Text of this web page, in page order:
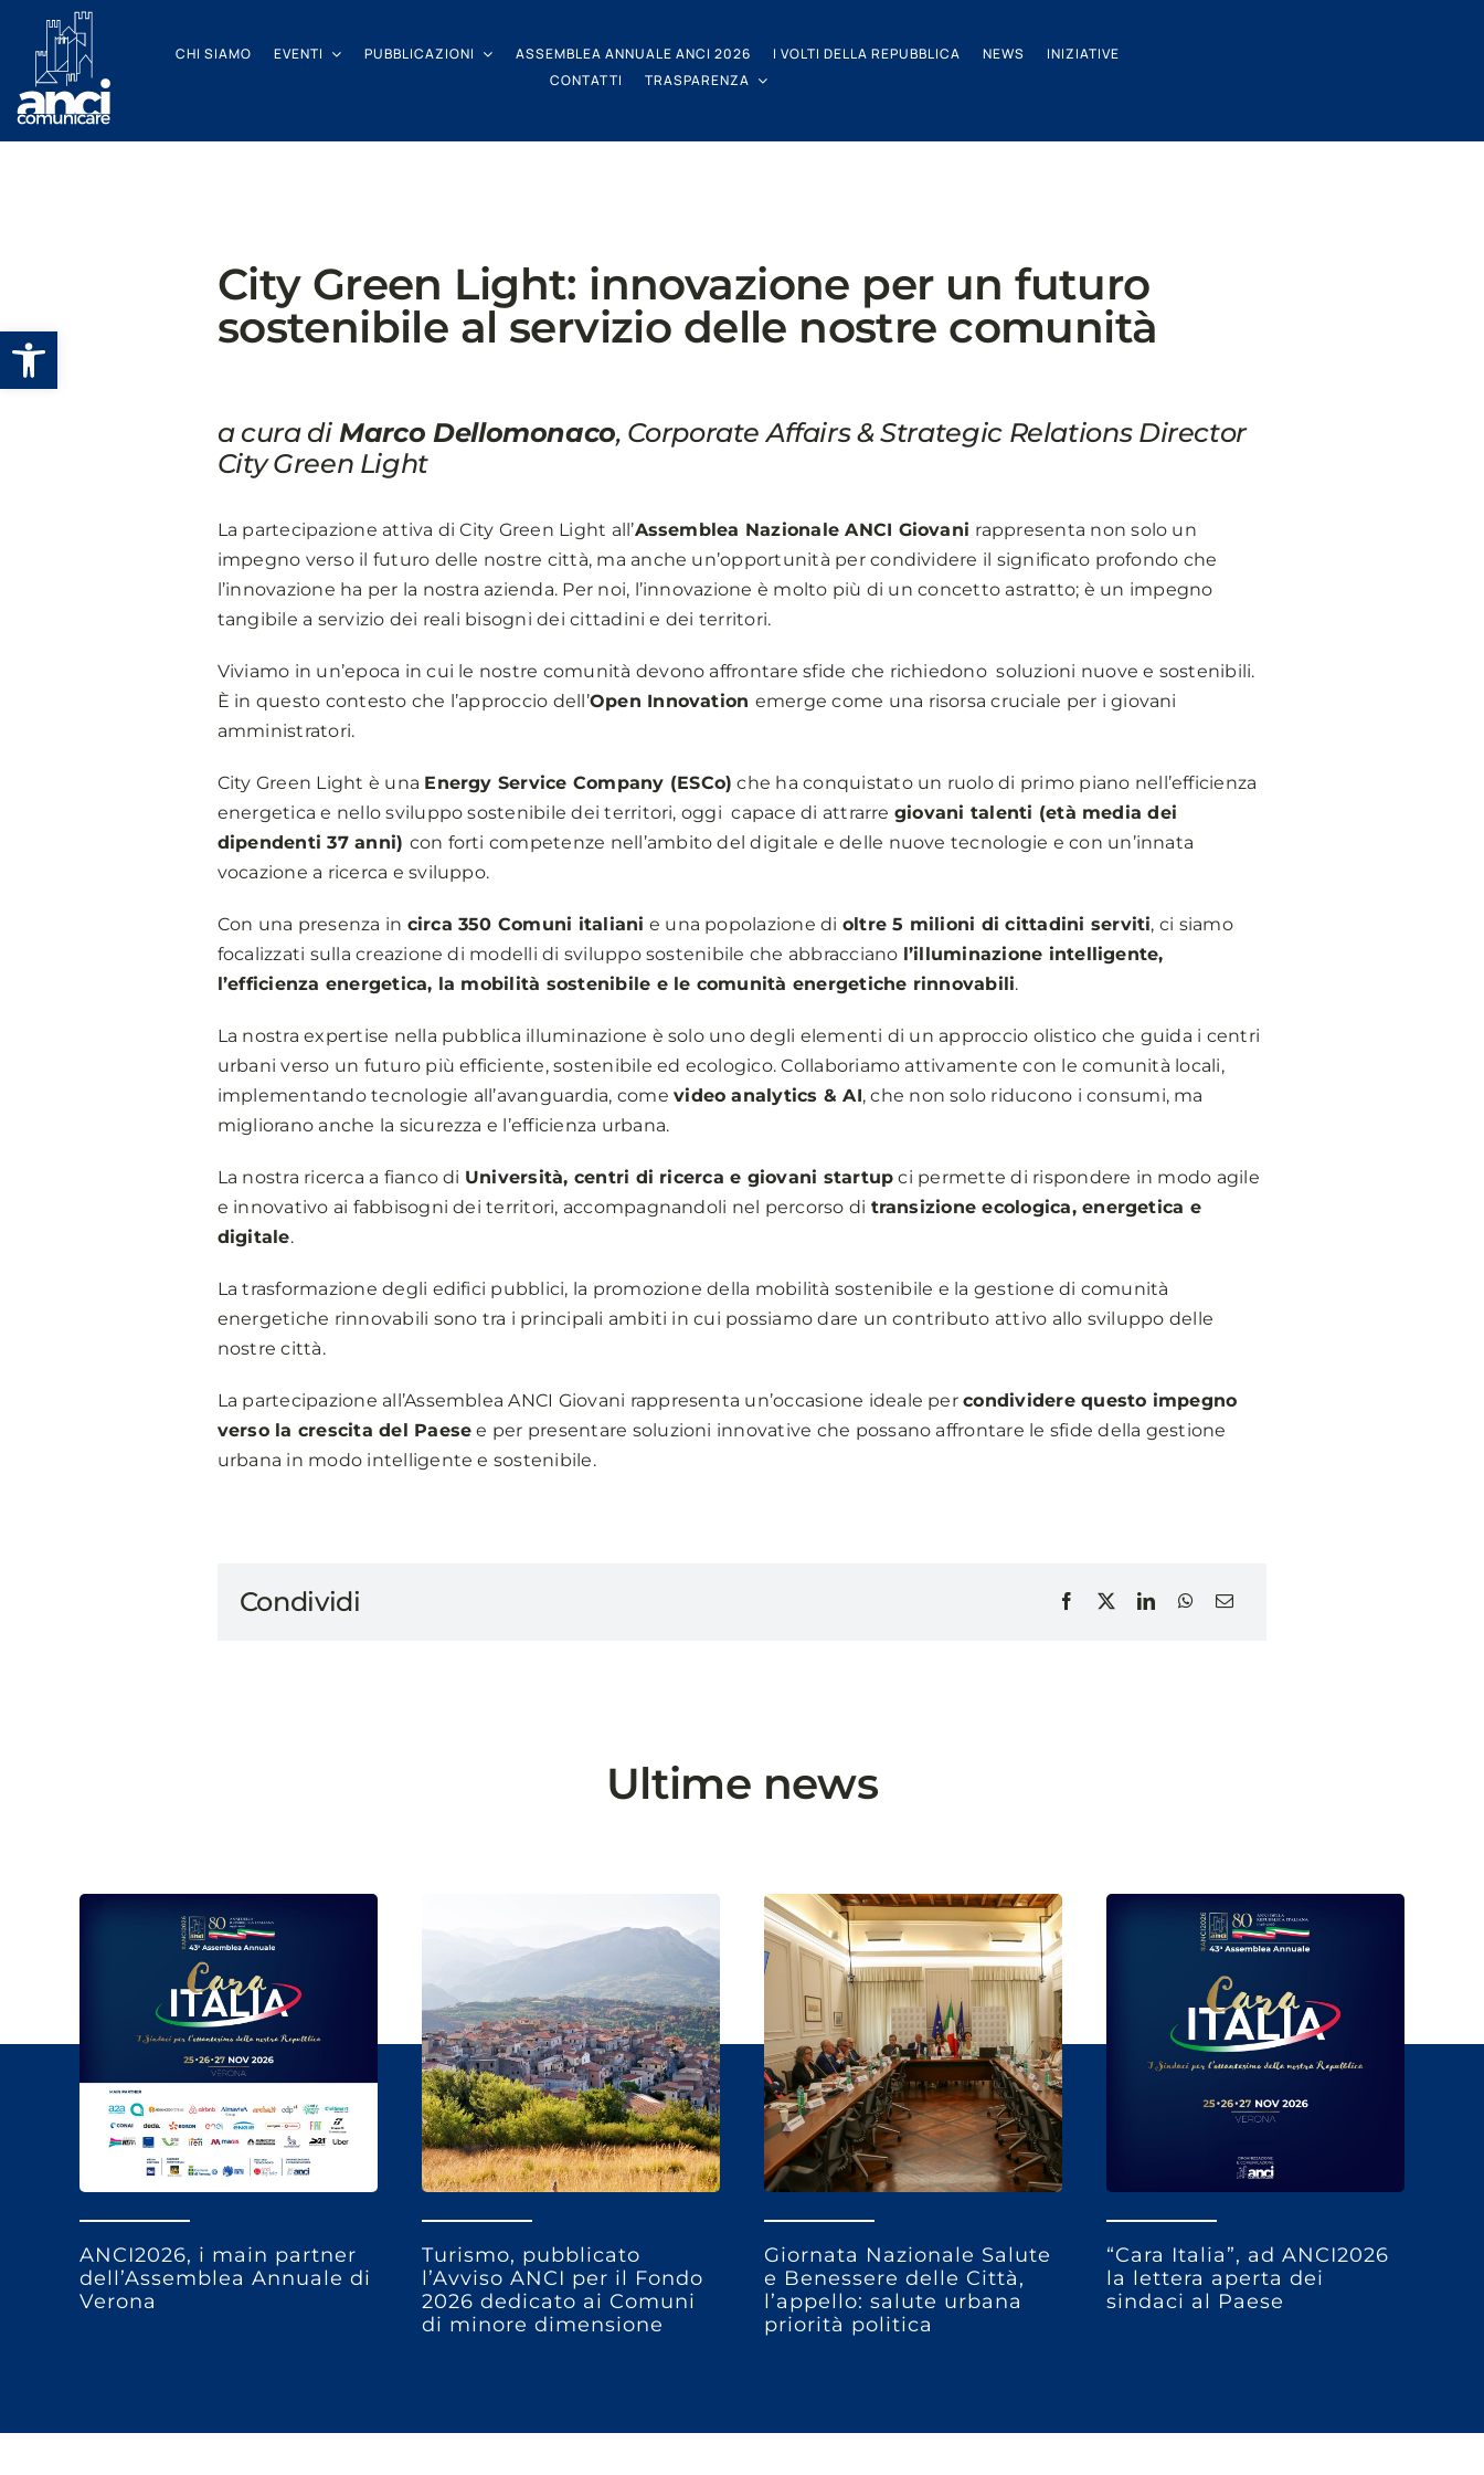
Apri la barra degli strumenti
contenuto
CHI SIAMO EVENTI PUBBLICAZIONI ASSEMBLEA ANNUALE ANCI 2026 I VOLTI DELLA REPUBBLICA NEWS
INIZIATIVE
CONTATTI
TRASPARENZA
City Green Light: innovazione per un futuro
sostenibile al servizio delle nostre comunità
a cura diMarco Dellomonaco, Corporate Affairs & Strategic Relations Director
City Green Light
La partecipazione attiva di City Green Light all’Assemblea Nazionale ANCI Giovani rappresenta non solo un
impegno verso il futuro delle nostre città, ma anche un’opportunità per condividere il significato profondo che
l’innovazione ha per la nostra azienda. Per noi, l’innovazione è molto più di un concetto astratto; è un impegno
tangibile a servizio dei reali bisogni dei cittadini e dei territori.
Viviamo in un’epoca in cui le nostre comunità devono affrontare sfide che richiedono soluzioni nuove e sostenibili.
È in questo contesto che l’approccio dell’Open Innovation emerge come una risorsa cruciale per i giovani
amministratori.
City Green Light è una Energy Service Company (ESCo) che ha conquistato un ruolo di primo piano nell’efficienza
energetica e nello sviluppo sostenibile dei territori, oggi capace di attrarre giovani talenti (età media dei
dipendenti 37 anni) con forti competenze nell’ambito del digitale e delle nuove tecnologie e con un’innata
vocazione a ricerca e sviluppo.
Con una presenza in circa 350 Comuni italiani e una popolazione di oltre 5 milioni di cittadini serviti, ci siamo
focalizzati sulla creazione di modelli di sviluppo sostenibile che abbracciano l’illuminazione intelligente,
l’efficienza energetica, la mobilità sostenibile e le comunità energetiche rinnovabili.
La nostra expertise nella pubblica illuminazione è solo uno degli elementi di un approccio olistico che guida i centri
urbani verso un futuro più efficiente, sostenibile ed ecologico. Collaboriamo attivamente con le comunità locali,
implementando tecnologie all’avanguardia, comevideo analytics & AI, che non solo riducono i consumi, ma
migliorano anche la sicurezza e l’efficienza urbana.
La nostra ricerca a fianco di Università, centri di ricerca e giovani startup ci permette di rispondere in modo agile
e innovativo ai fabbisogni dei territori, accompagnandoli nel percorso di transizione ecologica, energetica e
digitale.
La trasformazione degli edifici pubblici, la promozione della mobilità sostenibile e la gestione di comunità
energetiche rinnovabili sono tra i principali ambiti in cui possiamo dare un contributo attivo allo sviluppo delle
nostre città.
La partecipazione all’Assemblea ANCI Giovani rappresenta un’occasione ideale percondividere questo impegno
verso la crescita del Paese e per presentare soluzioni innovative che possano affrontare le sfide della gestione
urbana in modo intelligente e sostenibile.
Condividi
Ultime news
ANCI2026, i main partner
dell’Assemblea Annuale di
Verona
Turismo, pubblicato
l’Avviso ANCI per il Fondo
2026 dedicato ai Comuni
di minore dimensione
Giornata Nazionale Salute
e Benessere delle Città,
l’appello: salute urbana
priorità politica
“Cara Italia”, ad ANCI2026
la lettera aperta dei
sindaci al Paese